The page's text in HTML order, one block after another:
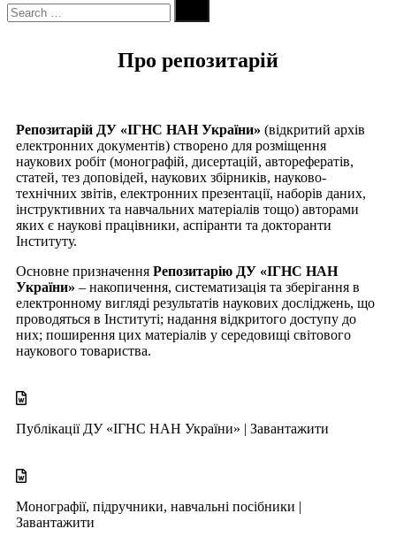
Про репозитарій
Репозитарій ДУ «ІГНС НАН України» (відкритий архів
електронних документів) створено для розміщення
наукових робіт (монографій, дисертацій, авторефератів,
статей, тез доповідей, наукових збірників, науково-
технічних звітів, електронних презентації, наборів даних,
інструктивних та навчальних матеріалів тощо) авторами
яких є наукові працівники, аспіранти та докторанти
Інституту.
Основне призначення Репозитарію ДУ «ІГНС НАН
України» – накопичення, систематизація та зберігання в
електронному вигляді результатів наукових досліджень, що
проводяться в Інституті; надання відкритого доступу до
них; поширення цих матеріалів у середовищі світового
наукового товариства.
Публікації ДУ «ІГНС НАН України» | Завантажити
Монографії, підручники, навчальні посібники |
Завантажити